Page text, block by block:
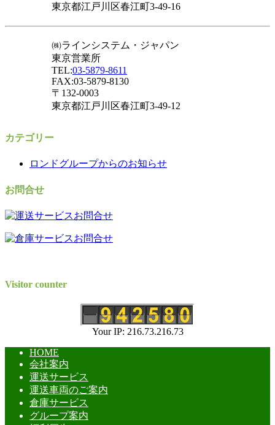
東京都江戸川区春江町3-49-16
㈱ラインシステム・ジャパン
東京営業所
TEL:03-5879-8611
FAX:03-5879-8130
〒132-0003
東京都江戸川区春江町3-49-12
カテゴリー
ロンドグループからのお知らせ
お問合せ
Visitor counter
Your IP: 216.73.216.73
HOME
会社案内
運送サービス
運送車両のご案内
倉庫サービス
グループ案内